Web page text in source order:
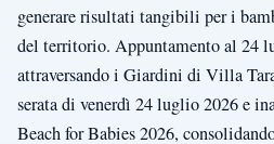
generare risultati tangibili per i
del territorio. Appuntamento al 24
attraversando i Giardini di Villa
serata di venerdì 24 luglio 2026 e
Beach for Babies 2026,